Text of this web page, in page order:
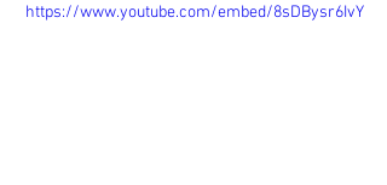
https://www.youtube.com/embed/8sDBysr6IvY